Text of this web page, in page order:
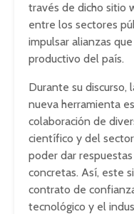
través de dicho sitio
entre los sectores
impulsar alianzas
productivo del país.
Durante su discurso,
nueva herramienta
colaboración de
científico y del
poder dar
concretas. Así, este
contrato de
tecnológico y el